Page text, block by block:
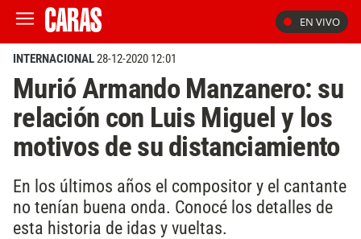
EN VIVO
INTERNACIONAL28-12-2020 12:01
Murió Armando Manzanero: su
relación con Luis Miguel y los
motivos de su distanciamiento
En los últimos años el compositor y el cantante
no tenían buena onda. Conocé los detalles de
esta historia de idas y vueltas.